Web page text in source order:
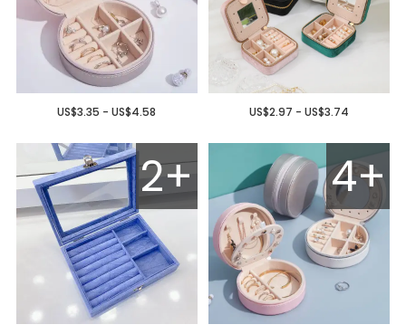
US$3.35 - US$4.58 US$2.97 - US$3.74
2+ 4+